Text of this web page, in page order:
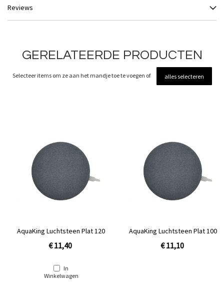
Reviews
GERELATEERDE PRODUCTEN
Selecteer items om ze aan het mandje toe te voegen of alles selecteren
AquaKing Luchtsteen Plat 120
€ 11,40
In
Winkelwagen
AquaKing Luchtsteen Plat 100
€ 11,10